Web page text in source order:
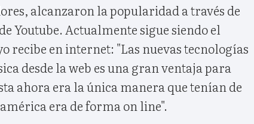
alcanzaron la popularidad a través de
Youtube. Actualmente sigue siendo el
recibe en internet: "Las nuevas tecnologías
desde la web es una gran ventaja para
ahora era la única manera que tenían de
era de forma on line".